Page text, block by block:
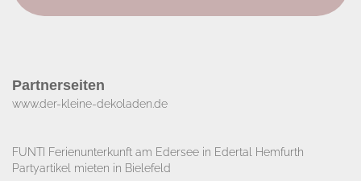
Partnerseiten
www.der-kleine-dekoladen.de​
FUNTI Ferienunterkunft am Edersee in Edertal Hemfurth
Partyartikel mieten in Bielefeld